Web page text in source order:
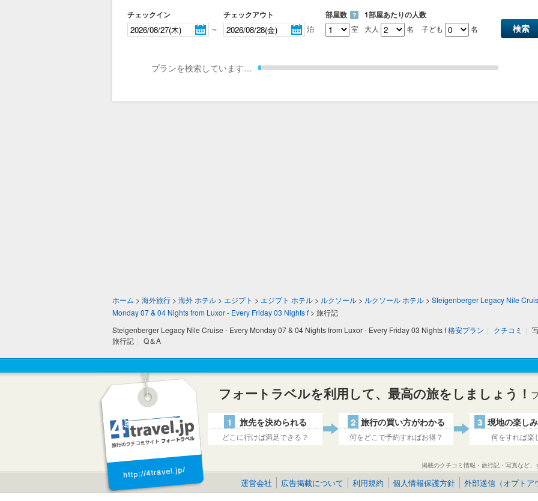
チェックイン
～
チェックアウト
泊
部屋数 ？
室
1部屋あたりの人数
大人 名 子ども 名
プランを検索しています…
ホーム > 海外旅行 > 海外 ホテル > エジプト > エジプト ホテル > ルクソール > ルクソール ホテル > Steigenberger Legacy Nile
Monday 07 & 04 Nights from Luxor - Every Friday 03 Nights f > 旅行記
Steigenberger Legacy Nile Cruise - Every Monday 07 & 04 Nights from Luxor - Every Friday 03 Nights f格安プラン | クチコミ |
旅行記 | Q＆A
フォートラベルを利用して、最高の旅をしましょう！
1 旅先を決められる
どこに行けば満足できる？
2 旅行の買い方がわかる
何をどこで予約すればお得？
3 現地の楽し
何をすれば楽
掲載のクチコミ情報・旅行記・写真など
運営会社 広告掲載について 利用規約 個人情報保護方針 外部送信（オプトア